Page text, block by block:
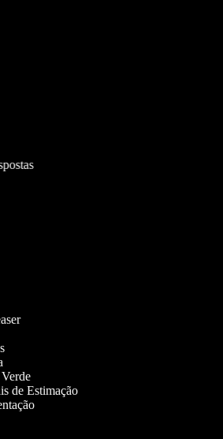
de Estimação